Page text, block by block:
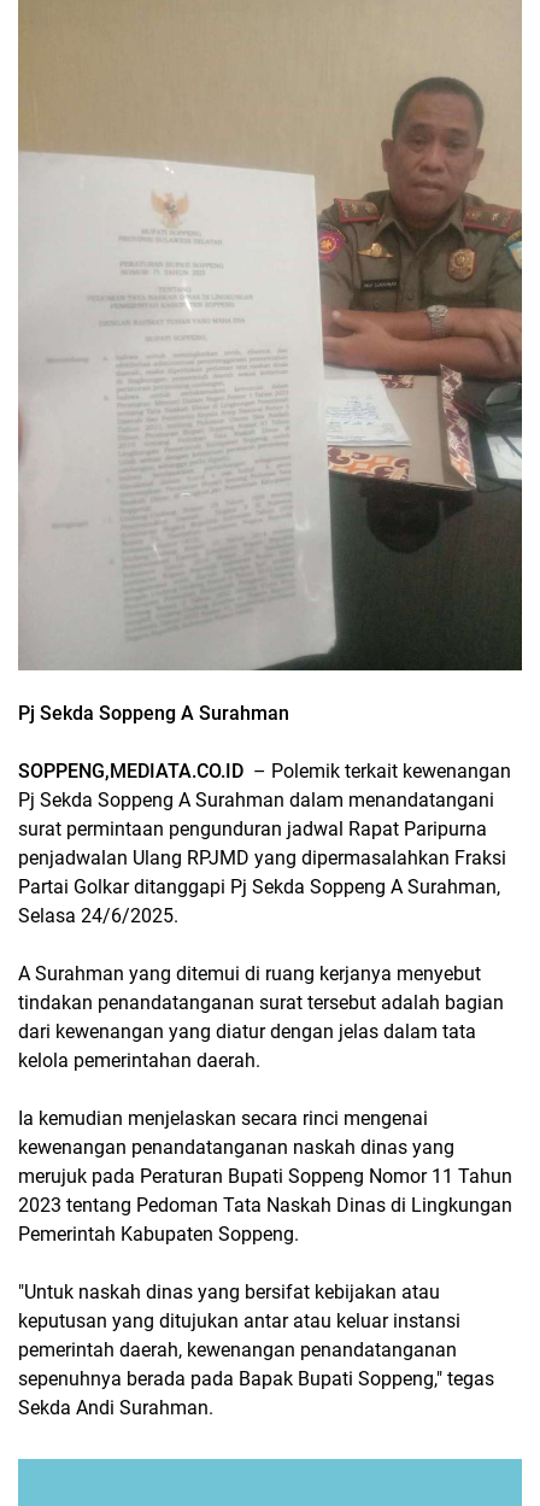
Pj Sekda Soppeng A Surahman
SOPPENG,MEDIATA.CO.ID – Polemik terkait kewenangan
Pj Sekda Soppeng A Surahman dalam menandatangani
surat permintaan pengunduran jadwal Rapat Paripurna
penjadwalan Ulang RPJMD yang dipermasalahkan Fraksi
Partai Golkar ditanggapi Pj Sekda Soppeng A Surahman,
Selasa 24/6/2025.
A Surahman yang ditemui di ruang kerjanya menyebut
tindakan penandatanganan surat tersebut adalah bagian
dari kewenangan yang diatur dengan jelas dalam tata
kelola pemerintahan daerah.
Ia kemudian menjelaskan secara rinci mengenai
kewenangan penandatanganan naskah dinas yang
merujuk pada Peraturan Bupati Soppeng Nomor 11 Tahun
2023 tentang Pedoman Tata Naskah Dinas di Lingkungan
Pemerintah Kabupaten Soppeng.
"Untuk naskah dinas yang bersifat kebijakan atau
keputusan yang ditujukan antar atau keluar instansi
pemerintah daerah, kewenangan penandatanganan
sepenuhnya berada pada Bapak Bupati Soppeng," tegas
Sekda Andi Surahman.